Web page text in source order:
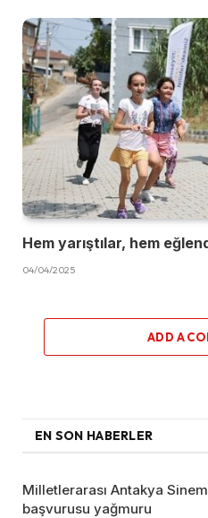
Hem yarıştılar, hem
04/04/2025
ADD A
EN SON HABERLER
Milletlerarası Antakya
başvurusu yağmuru